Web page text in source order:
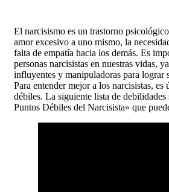
El narcisismo es un trastorno
amor excesivo a uno mismo, la
falta de empatía hacia los demás. Es
personas narcisistas en nuestras vidas,
influyentes y manipuladoras para lograr
Para entender mejor a los narcisistas, es
débiles. La siguiente lista de debilidades
Puntos Débiles del Narcisista» que